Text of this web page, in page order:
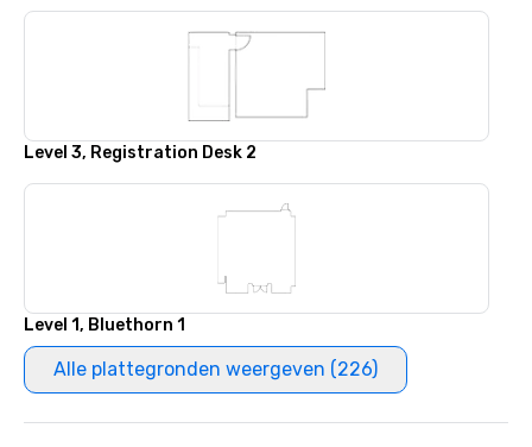
Level 3, Registration Desk 2
Level 1, Bluethorn 1
Alle plattegronden weergeven (226)